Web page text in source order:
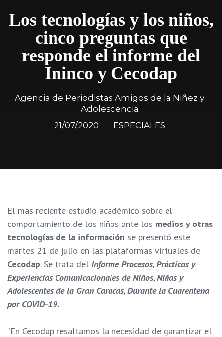
Los tecnologías y los niños,
cinco preguntas que
responde el informe del
Ininco y Cecodap
Agencia de Periodistas Amigos de la Niñez y
Adolescencia
21/07/2020
ESPECIALES
El más reciente estudio académico sobre el
comportamiento de los niños ante los medios y otras
tecnologías de la información se presentó este
martes 21 de julio en las plataformas virtuales de
Cecodap. Se trata del InformeProcesos, Prácticas y
Experiencias Comunicacionales de Niños, Niñas y
Adolescentes de la Gran Caracas, Durante la Cuarentena
por COVID-19.
“En Cecodap resaltamos la necesidad de garantizar el